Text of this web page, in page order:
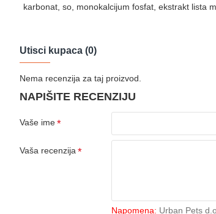
karbonat, so, monokalcijum fosfat, ekstrakt lista
Utisci kupaca (0)
Nema recenzija za taj proizvod.
NAPIŠITE RECENZIJU
Vaše ime
Vaša recenzija
Napomena: Urban Pets